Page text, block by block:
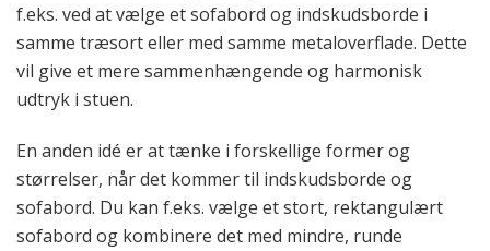
f.eks. ved at vælge et sofabord og indskudsborde i
samme træsort eller med samme metaloverflade. Dette
vil give et mere sammenhængende og harmonisk
udtryk i stuen.
En anden idé er at tænke i forskellige former og
størrelser, når det kommer til indskudsborde og
sofabord. Du kan f.eks. vælge et stort, rektangulært
sofabord og kombinere det med mindre, runde